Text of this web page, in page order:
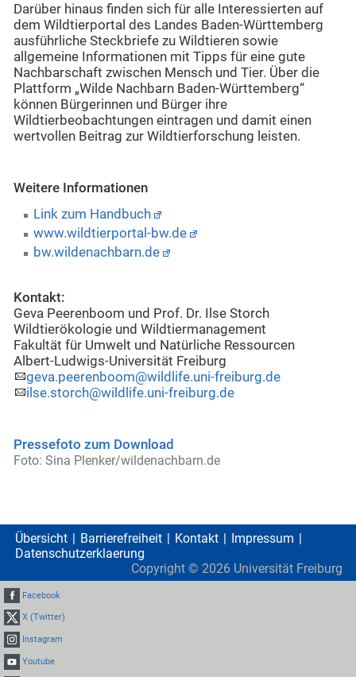
Darüber hinaus finden sich für alle Interessierten auf
dem Wildtierportal des Landes Baden-Württemberg
ausführliche Steckbriefe zu Wildtieren sowie
allgemeine Informationen mit Tipps für eine gute
Nachbarschaft zwischen Mensch und Tier. Über die
Plattform „Wilde Nachbarn Baden-Württemberg“
können Bürgerinnen und Bürger ihre
Wildtierbeobachtungen eintragen und damit einen
wertvollen Beitrag zur Wildtierforschung leisten.
Weitere Informationen
Link zum Handbuch
www.wildtierportal-bw.de
bw.wildenachbarn.de
Kontakt:
Geva Peerenboom und Prof. Dr. Ilse Storch
Wildtierökologie und Wildtiermanagement
Fakultät für Umwelt und Natürliche Ressourcen
Albert-Ludwigs-Universität Freiburg
geva.peerenboom@wildlife.uni-freiburg.de
ilse.storch@wildlife.uni-freiburg.de
Pressefoto zum Download
Foto: Sina Plenker/wildenachbarn.de
Übersicht Barrierefreiheit Kontakt
Impressum
Datenschutzerklaerung
Copyright © 2026 Universität Freiburg
Facebook
X (Twitter)
Instagram
Youtube